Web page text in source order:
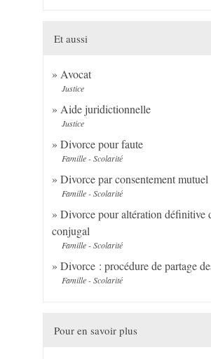
Et aussi
Avocat
Justice
Aide juridictionnelle
Justice
Divorce pour faute
Famille - Scolarité
Divorce par consentement mutuel
Famille - Scolarité
Divorce pour altération définitive
conjugal
Famille - Scolarité
Divorce : procédure de partage
Famille - Scolarité
Pour en savoir plus